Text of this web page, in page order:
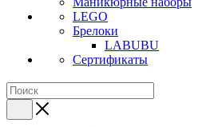
LEGO
Брелоки
LABUBU
Сертификаты